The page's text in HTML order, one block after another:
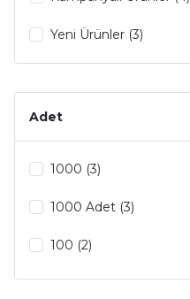
Yeni Ürünler (3)
Adet
1000 (3)
1000 Adet (3)
100 (2)
2000 Adet (2)